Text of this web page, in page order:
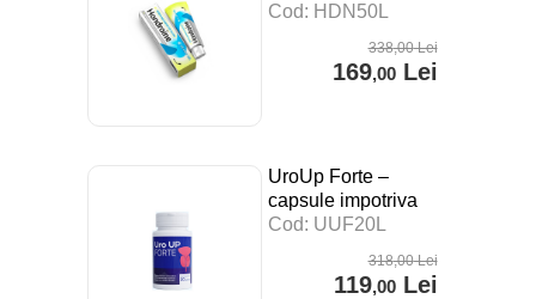
articulare – 50 ml
Cod: HDN50L
338,00Lei
169,00Lei
UroUp Forte –
capsule impotriva
prostatitei – 20 cps
Cod: UUF20L
318,00Lei
119,00Lei